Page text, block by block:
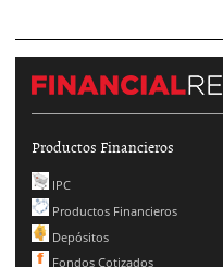
Productos Financieros
IPC
Productos Financieros
Depósitos
Fondos Cotizados